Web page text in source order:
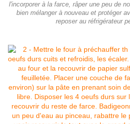
l'incorporer à la farce, râper une peu de
bien mélanger à nouveau et protéger
reposer au réfrigérateur